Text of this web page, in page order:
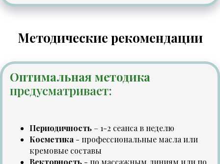
Методические рекомендации
Оптимальная методика
предусматривает:
Периодичность – 1-2 сеанса в неделю
Косметика - профессиональные масла или
кремовые составы
Векторность - по массажным линиям или по